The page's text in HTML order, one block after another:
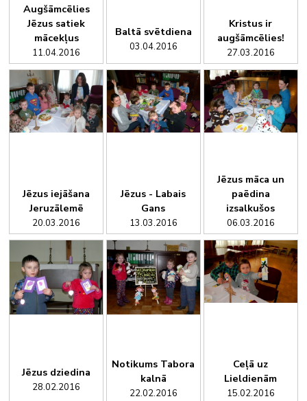
Augšāmcēlies
Jēzus satiek
mācekļus
11.04.2016
Baltā svētdiena
03.04.2016
Kristus ir
augšāmcēlies!
27.03.2016
Jēzus iejāšana
Jeruzālemē
20.03.2016
Jēzus - Labais
Gans
13.03.2016
Jēzus māca un
paēdina
izsalkušos
06.03.2016
Jēzus dziedina
28.02.2016
Notikums Tabora
kalnā
22.02.2016
Ceļā uz
Lieldienām
15.02.2016